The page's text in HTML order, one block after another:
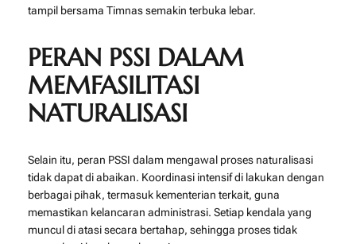
tampil bersama Timnas semakin terbuka lebar.
PERAN PSSI DALAM
MEMFASILITASI
NATURALISASI
Selain itu, peran PSSI dalam mengawal proses naturalisasi
tidak dapat di abaikan. Koordinasi intensif di lakukan dengan
berbagai pihak, termasuk kementerian terkait, guna
memastikan kelancaran administrasi. Setiap kendala yang
muncul di atasi secara bertahap, sehingga proses tidak